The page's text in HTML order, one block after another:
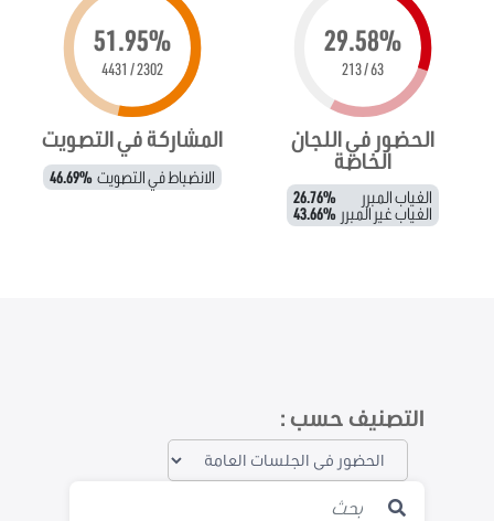
29.58%
63 / 213
الحضور في اللجان
الخاصة
الغياب المبرر 26.76%
الغياب غير المبرر 43.66%
51.95%
2302 / 4431
المشاركة في التصويت
الانضباط في التصويت 46.69%
التصنيف حسب :